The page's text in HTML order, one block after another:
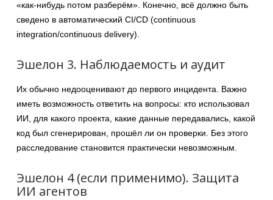
«как-нибудь потом разберём». Конечно, всё должно быть
сведено в автоматический CI/CD (continuous
integration/continuous delivery).
Эшелон 3. Наблюдаемость и аудит
Их обычно недооценивают до первого инцидента. Важно
иметь возможность ответить на вопросы: кто использовал
ИИ, для какого проекта, какие данные передавались, какой
код был сгенерирован, прошёл ли он проверки. Без этого
расследование становится практически невозможным.
Эшелон 4 (если применимо). Защита
ИИ агентов